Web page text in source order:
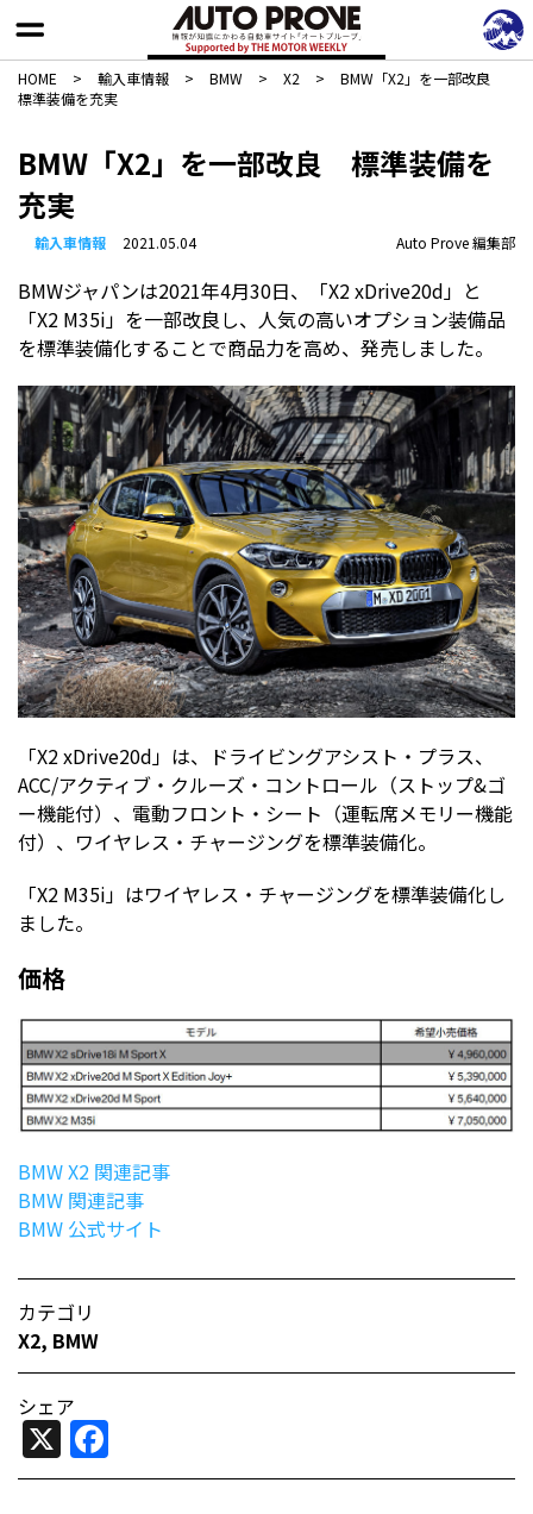
HOME > 輸入車情報 > BMW > X2 >
BMW「X2」を一部改良
標準装備を充実
BMW「X2」を一部改良 標準装備を
充実
輸入車情報 2021.05.04 Auto Prove 編集部
BMWジャパンは2021年4月30日、「X2 xDrive20d」と
「X2 M35i」を一部改良し、人気の高いオプション装備品
を標準装備化することで商品力を高め、発売しました。
「X2 xDrive20d」は、ドライビングアシスト・プラス、
ACC/アクティブ・クルーズ・コントロール（ストップ&ゴ
ー機能付）、電動フロント・シート（運転席メモリー機能
付）、ワイヤレス・チャージングを標準装備化。
「X2 M35i」はワイヤレス・チャージングを標準装備化し
ました。
価格
BMW X2 関連記事
BMW 関連記事
BMW 公式サイト
カテゴリ
X2, BMW
シェア
X